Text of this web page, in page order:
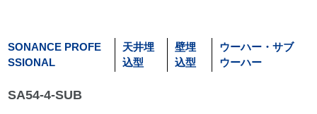
SONANCE PROFE
SSIONAL
天井埋
込型
壁埋
込型
ウーハー・サブ
ウーハー
SA54-4-SUB